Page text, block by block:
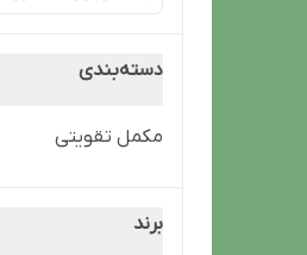
دسته‌بندی
مکمل تقویتی
برند